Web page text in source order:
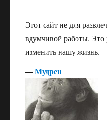
Этот сайт не для
вдумчивой работы. Это
изменить нашу жизнь.
―Мудрец